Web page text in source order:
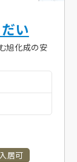
い
旭化成の安
居可